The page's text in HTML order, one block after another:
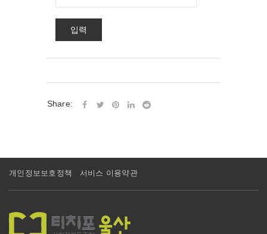
Share:
개인정보보호정책 서비스 이용약관